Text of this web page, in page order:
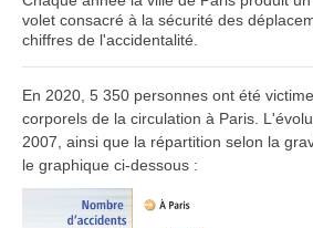
volet consacré à la sécurité des
chiffres de l'accidentalité.
En 2020, 5 350 personnes ont été
corporels de la circulation à Paris.
2007, ainsi que la répartition selon la
le graphique ci-dessous :